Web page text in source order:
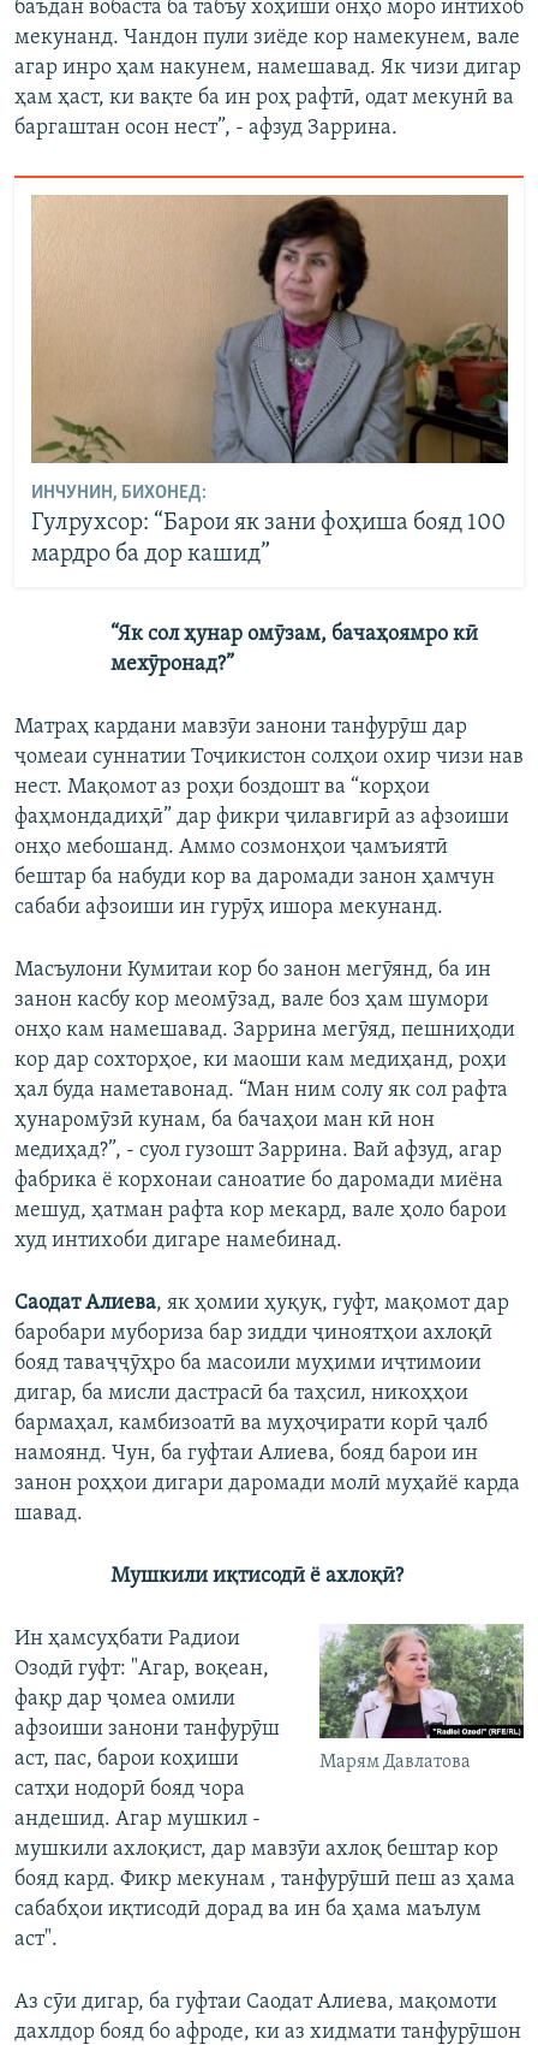
баъдан вобаста ба табъу хоҳиши онҳо моро интихоб
мекунанд. Чандон пули зиёде кор намекунем, вале
агар инро ҳам накунем, намешавад. Як чизи дигар
ҳам ҳаст, ки вақте ба ин роҳ рафтӣ, одат мекунӣ ва
баргаштан осон нест”, - афзуд Заррина.
ИНЧУНИН, БИХОНЕД:
Гулрухсор: “Барои як зани фоҳиша бояд 100
мардро ба дор кашид”
“Як сол ҳунар омӯзам, бачаҳоямро кӣ
мехӯронад?”
Матраҳ кардани мавзӯи занони танфурӯш дар
ҷомеаи суннатии Тоҷикистон солҳои охир чизи нав
нест. Мақомот аз роҳи боздошт ва “корҳои
фаҳмондадиҳӣ” дар фикри ҷилавгирӣ аз афзоиши
онҳо мебошанд. Аммо созмонҳои ҷамъиятӣ
бештар ба набуди кор ва даромади занон ҳамчун
сабаби афзоиши ин гурӯҳ ишора мекунанд.
Масъулони Кумитаи кор бо занон мегӯянд, ба ин
занон касбу кор меомӯзад, вале боз ҳам шумори
онҳо кам намешавад. Заррина мегӯяд, пешниҳоди
кор дар сохторҳое, ки маоши кам медиҳанд, роҳи
ҳал буда наметавонад. “Ман ним солу як сол рафта
ҳунаромӯзӣ кунам, ба бачаҳои ман кӣ нон
медиҳад?”, - суол гузошт Заррина. Вай афзуд, агар
фабрика ё корхонаи саноатие бо даромади миёна
мешуд, ҳатман рафта кор мекард, вале ҳоло барои
худ интихоби дигаре намебинад.
Саодат Алиева, як ҳомии ҳуқуқ, гуфт, мақомот дар
баробари мубориза бар зидди ҷиноятҳои ахлоқӣ
бояд таваҷҷӯҳро ба масоили муҳими иҷтимоии
дигар, ба мисли дастрасӣ ба таҳсил, никоҳҳои
бармаҳал, камбизоатӣ ва муҳоҷирати корӣ ҷалб
намоянд. Чун, ба гуфтаи Алиева, бояд барои ин
занон роҳҳои дигари даромади молӣ муҳайё карда
шавад.
Мушкили иқтисодӣ ё ахлоқӣ?
Марям Давлатова
Ин ҳамсуҳбати Радиои
Озодӣ гуфт: "Агар, воқеан,
фақр дар ҷомеа омили
афзоиши занони танфурӯш
аст, пас, барои коҳиши
сатҳи нодорӣ бояд чора
андешид. Агар мушкил -
мушкили ахлоқист, дар мавзӯи ахлоқ бештар кор
бояд кард. Фикр мекунам , танфурӯшӣ пеш аз ҳама
сабабҳои иқтисодӣ дорад ва ин ба ҳама маълум
аст".
Аз сӯи дигар, ба гуфтаи Саодат Алиева, мақомоти
дахлдор бояд бо афроде, ки аз хидмати танфурӯшон